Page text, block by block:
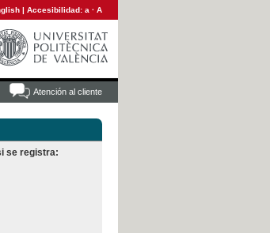
| Accesibilidad: a · A
Atención al cliente
se registra: